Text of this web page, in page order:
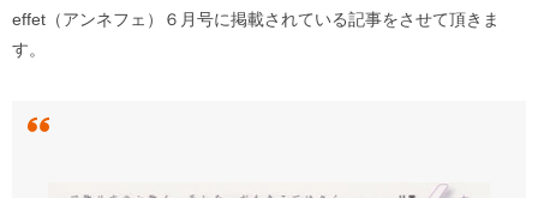
effet（アンネフェ）６月号に掲載されている記事をさせて頂きま
す。